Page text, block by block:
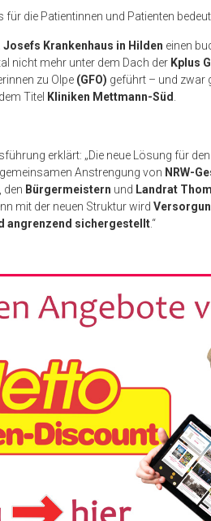
die Patientinnen und Patienten
Josefs Krankenhaus in Hilden einen
nicht mehr unter dem Dach der Kplus
zu Olpe (GFO) geführt – und zwar
Titel Kliniken Mettmann-Süd
erklärt: „Die neue Lösung für den
Anstrengung von NRW-
, den Bürgermeistern und Landrat
mit der neuen Struktur wird
angrenzend sichergestellt.“